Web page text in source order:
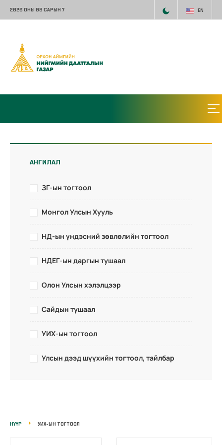
2026 ОНЫ 08 САРЫН 7 EN
АНГИЛАЛ
ЗГ-ын тогтоол
Монгол Улсын Хууль
НД-ын үндэсний зөвлөлийн тогтоол
НДЕГ-ын даргын тушаал
Олон Улсын хэлэлцээр
Сайдын тушаал
УИХ-ын тогтоол
Улсын дээд шүүхийн тогтоол, тайлбар
НҮҮР УИХ-ЫН ТОГТООЛ